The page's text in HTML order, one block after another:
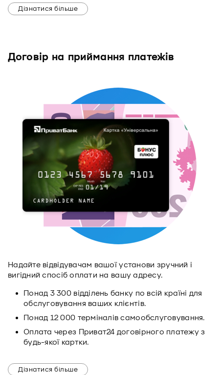
Дізнатися більше
Договір на приймання платежів
Надайте відвідувачам вашої установи зручний і
вигідний спосіб оплати на вашу адресу.
Понад 3 300 відділень банку по всій країні для
обслуговування ваших клієнтів.
Понад 12 000 терміналів самообслуговування.
Оплата через Приват24 договірного платежу з
будь-якої картки.
Дізнатися більше